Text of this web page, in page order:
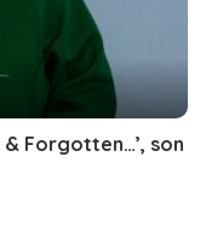
& Forgotten…’, son